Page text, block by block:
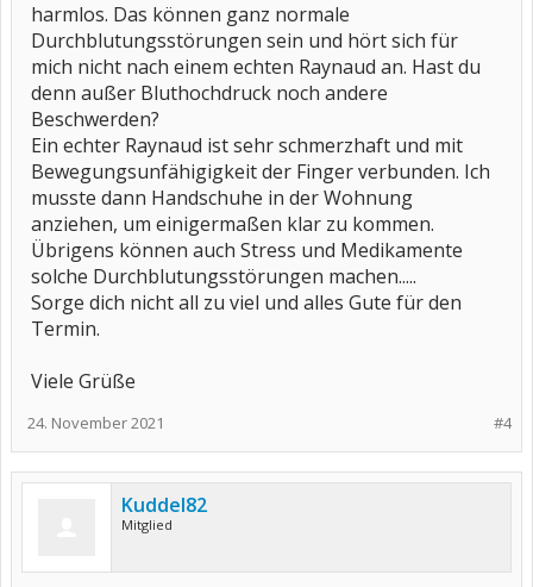
harmlos. Das können ganz normale
Durchblutungsstörungen sein und hört sich für
mich nicht nach einem echten Raynaud an. Hast du
denn außer Bluthochdruck noch andere
Beschwerden?
Ein echter Raynaud ist sehr schmerzhaft und mit
Bewegungsunfähigigkeit der Finger verbunden. Ich
musste dann Handschuhe in der Wohnung
anziehen, um einigermaßen klar zu kommen.
Übrigens können auch Stress und Medikamente
solche Durchblutungsstörungen machen.....
Sorge dich nicht all zu viel und alles Gute für den
Termin.
Viele Grüße
#4
24. November 2021
Kuddel82
Mitglied